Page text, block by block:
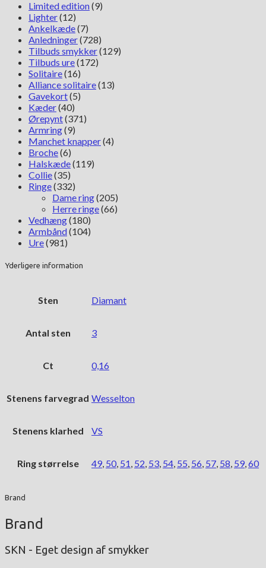
Limited edition(9)
Lighter(12)
Ankelkæde(7)
Anledninger(728)
Tilbuds smykker(129)
Tilbuds ure(172)
Solitaire(16)
Alliance solitaire(13)
Gavekort(5)
Kæder(40)
Ørepynt(371)
Armring(9)
Manchet knapper(4)
Broche(6)
Halskæde(119)
Collie(35)
Ringe(332)
Dame ring(205)
Herre ringe(66)
Vedhæng(180)
Armbånd(104)
Ure(981)
Yderligere information
Sten Diamant
Antal sten 3
Ct 0,16
Stenens farvegrad Wesselton
Stenens klarhed VS
Ring størrelse 49, 50, 51, 52, 53, 54, 55, 56, 57, 58, 59,60
Brand
Brand
SKN - Eget design af smykker